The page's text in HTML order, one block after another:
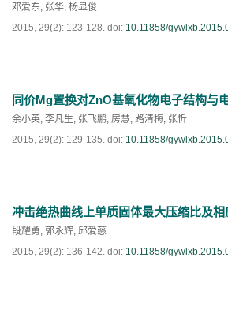
邓爱东, 张华, 杨显俊
2015, 29(2): 123-128. doi: 10.11858/
阅读全文 PDF(216
同价Mg置换对ZnO基氧化物电子结构与
余小英, 李凡生, 张飞鹏, 房慧, 路清梅, 张忻
2015, 29(2): 129-135. doi: 10.11858/
阅读全文 PDF(225)
冲击绝热曲线上单质固体最大压缩比及
段耀勇, 郭永辉, 邱爱慈
2015, 29(2): 136-142. doi: 10.11858/